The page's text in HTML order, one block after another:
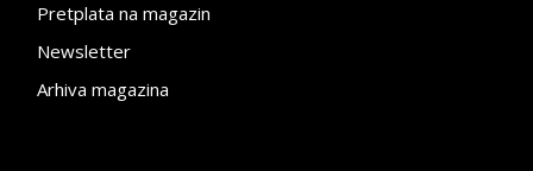
Pretplata na magazin
Newsletter
Arhiva magazina